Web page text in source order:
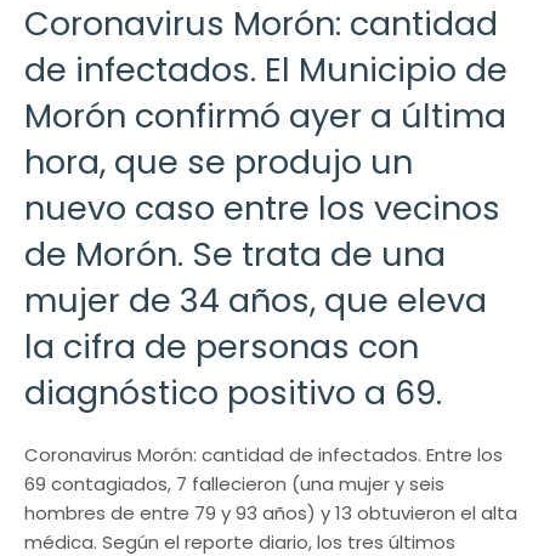
Coronavirus Morón: cantidad
de infectados. El Municipio de
Morón confirmó ayer a última
hora, que se produjo un
nuevo caso entre los vecinos
de Morón. Se trata de una
mujer de 34 años, que eleva
la cifra de personas con
diagnóstico positivo a 69.
Coronavirus Morón: cantidad de infectados. Entre los
69 contagiados, 7 fallecieron (una mujer y seis
hombres de entre 79 y 93 años) y 13 obtuvieron el alta
médica. Según el reporte diario, los tres últimos